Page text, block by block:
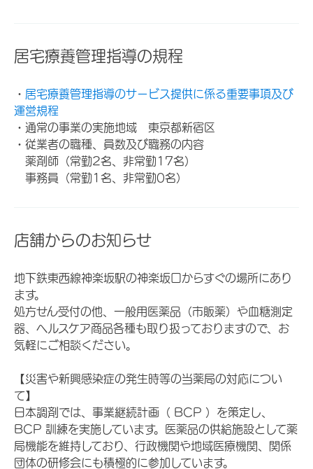
居宅療養管理指導の規程
・ 居宅療養管理指導のサービス提供に係る重要事項及び
運営規程
・通常の事業の実施地域 東京都新宿区
・従業者の職種、員数及び職務の内容
薬剤師（常勤2名、非常勤17名）
事務員（常勤1名、非常勤0名）
店舗からのお知らせ
地下鉄東西線神楽坂駅の神楽坂口からすぐの場所にあり
ます。
処方せん受付の他、一般用医薬品（市販薬）や血糖測定
器、ヘルスケア商品各種も取り扱っておりますので、お
気軽にご相談ください。
【災害や新興感染症の発生時等の当薬局の対応につい
て】
日本調剤では、事業継続計画（ BCP ）を策定し、
BCP 訓練を実施しています。医薬品の供給施設として薬
局機能を維持しており、行政機関や地域医療機関、関係
団体の研修会にも積極的に参加しています。